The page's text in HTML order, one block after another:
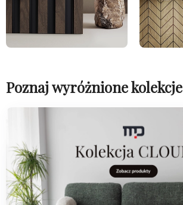
Poznaj wyróżnione kolekcje